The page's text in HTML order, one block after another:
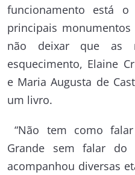
funcionamento está
principais
não deixar que as
esquecimento, Elaine
e Maria Augusta de
um livro.
“Não tem como
Grande sem falar do
acompanhou diversas